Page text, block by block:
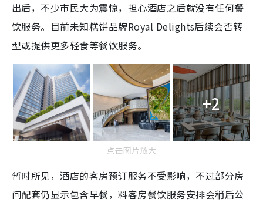
出后，不少市民大为震惊，担心酒店之后就没有任何餐
饮服务。目前未知糕饼品牌Royal Delights后续会否转
型或提供更多轻食等餐饮服务。
+2
点击图片放大
暂时所见，酒店的客房预订服务不受影响，不过部分房
间配套仍显示包含早餐，料客房餐饮服务安排会稍后公